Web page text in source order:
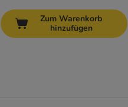
Zum Warenkorb
hinzufügen